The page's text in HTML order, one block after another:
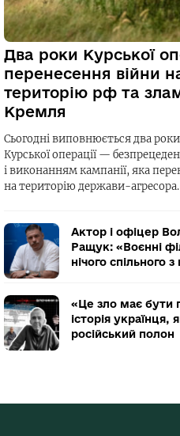
Два роки Курської
перенесення війни
територію рф та
Кремля
Сьогодні виповнюється два
Курської операції —
і виконанням кампанії, яка
на територію держави-
Актор і офіцер
Ращук: «Воєнні
нічого спільного
«Це зло має бути
історія
російський полон